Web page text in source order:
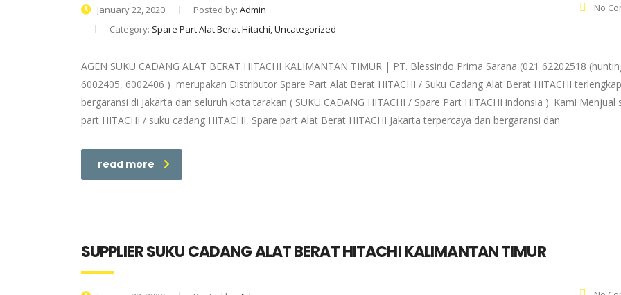
January 22, 2020 Posted by: Admin
Category: Spare Part Alat Berat Hitachi, Uncategorized
No
AGEN SUKU CADANG ALAT BERAT HITACHI KALIMANTAN TIMUR | PT. Blessindo Prima Sarana (021 62202518
6002405, 6002406 ) merupakan Distributor Spare Part Alat Berat HITACHI / Suku Cadang Alat Berat HITACHI
bergaransi di Jakarta dan seluruh kota tarakan ( SUKU CADANG HITACHI / Spare Part HITACHI indonsia ). Kami Menjual
part HITACHI / suku cadang HITACHI, Spare part Alat Berat HITACHI Jakarta terpercaya dan bergaransi dan
read more
SUPPLIER SUKU CADANG ALAT BERAT HITACHI KALIMANTAN TIMUR